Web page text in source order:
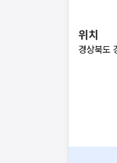
위치
경상북도